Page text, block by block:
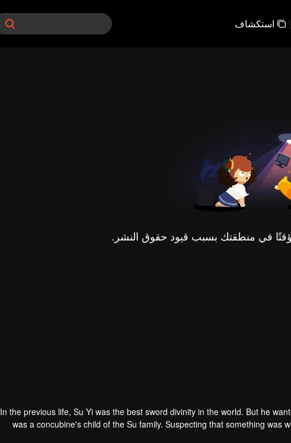
| استكشاف
مؤقتًا في منطقتك بسبب قيود حقوق النشر.
In the previous life, Su Yi was the best sword divinity in the world. But he
was a concubine's child of the Su family. Suspecting that something was wrong with his mother's death, Su Yi ran away from home to Qinghe
Sword Mansion to practice. But suddenly, he lost his cultivation and